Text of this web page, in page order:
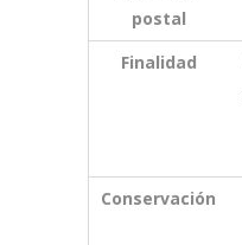
postal
Finalidad
Conservación